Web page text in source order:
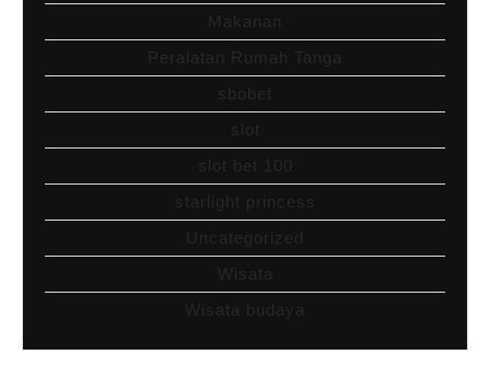
Makanan
Peralatan Rumah Tanga
sbobet
slot
slot bet 100
starlight princess
Uncategorized
Wisata
Wisata budaya